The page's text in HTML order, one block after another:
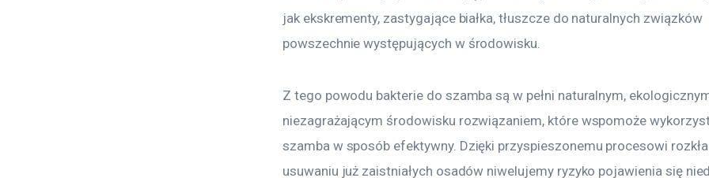
jak ekskrementy, zastygające białka, tłuszcze do naturalnych związków
powszechnie występujących w środowisku.
Z tego powodu bakterie do szamba są w pełni naturalnym,
niezagrażającym środowisku rozwiązaniem, które wspomoże
szamba w sposób efektywny. Dzięki przyspieszonemu procesowi
usuwaniu już zaistniałych osadów niwelujemy ryzyko pojawienia się